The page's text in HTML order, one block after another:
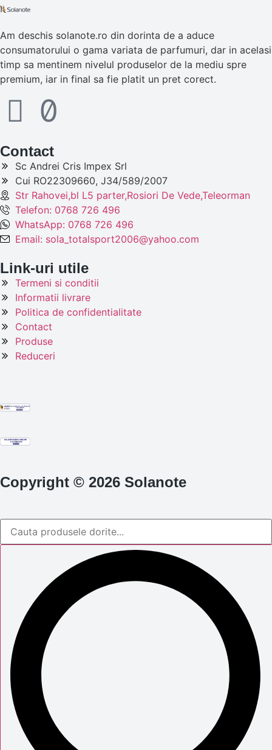
Am deschis solanote.ro din dorinta de a aduce
consumatorului o gama variata de parfumuri, dar in acelasi
timp sa mentinem nivelul produselor de la mediu spre
premium, iar in final sa fie platit un pret corect.
Contact
Sc Andrei Cris Impex Srl
Cui RO22309660, J34/589/2007
Str Rahovei,bl L5 parter,Rosiori De Vede,Teleorman
Telefon: 0768 726 496
WhatsApp: 0768 726 496
Email: sola_totalsport2006@yahoo.com
Link-uri utile
Termeni si conditii
Informatii livrare
Politica de confidentialitate
Contact
Produse
Reduceri
Copyright © 2026 Solanote